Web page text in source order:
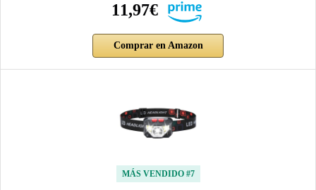
11,97€
Comprar en Amazon
MÁS VENDIDO #7